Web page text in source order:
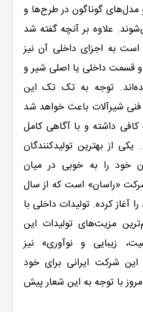
مدل‌های گوناگون در طرح‌ها و
علاوه بر آنچه گفته شد
است به اجزای داخلی آن نیز
قسمت داخلی یا اصلی شیر و
توجه به تک تک این
شیرآلات باعث خواهد شد
داشته و با آگاهی کامل
از بهترین تولیدکنندگان
خود را به خوبی در میان
«راسان» است که از سال
تولیدات داخلی با
مزیت‌های تولیدات این
زیبایی و نوآوری» نیز
شرکت ایرانی برای خود
با توجه به این شعار پیش